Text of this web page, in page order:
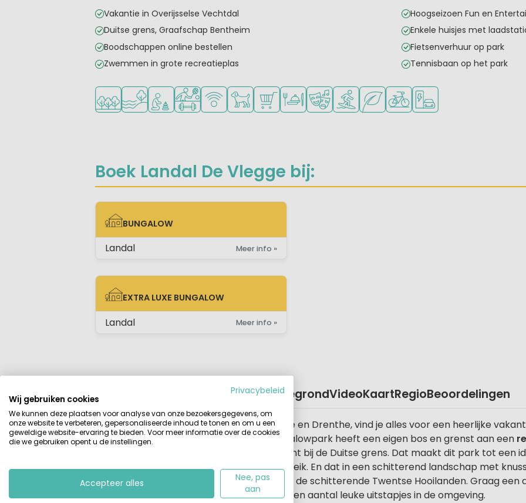
Vakantie in Overijsselse Vechtdal
Duitse grens, Graafschap Bentheim
Boodschappen online bestellen
Zwemmen in grote recreatieplas
Hoogseizoen Fun en
Enkele huisjes met
Fietsenverhuur op park
Tennisbaan op het park
Ligt in een bosrijke omgeving
Ligt bij het water
Aanbevolen voor jonge kinderen
Veel mogelijkheden om te sporten
WiFi beschikbaar
Huisdieren toegestaan
Campingwinkel/Supermarkt
Restaurant of pizzeria
Animatieprogramma
Watersportfaciliteiten
Groene ligging
FietsverhuurLaadpaal elektrische
Boek Landal De Vlegge bij:
BUNGALOW
BUNGALOW
Landal Meer info »
EXTRA LUXE BUNGALOW
EXTRA LUXE BUNGALOW
Landal Meer info »
Beschrijving AccommodatiesPlattegrondVideoKaartRegioBeoordelingen
Beschrijving
In het Overijsselse Vechtdal, tussen Twente en Drenthe, vind je alles voor een heerlijke
bungalows van Landal De Vlegge. Dit bungalowpark heeft een eigen bos en grenst aan een
Vlegge ligt in het Overijsselse Vechtdal, dicht bij de Duitse grens. Dat maakt dit park tot een
en natuur; ze liggen allebei binnen handbereik. En dat in een schitterend landschap met
kunt genieten van de rust en de ruimte van de schitterende Twentse Hooilanden. Graag een
voorzieningen op Landal De Vlegge zijn er een aantal leuke uitstapjes in de omgeving.
Privacybeleid
Wij gebruiken cookies
We kunnen deze plaatsen voor analyse van onze bezoekersgegevens, om
onze website te verbeteren, gepersonaliseerde inhoud te tonen en om u een
geweldige website-ervaring te bieden. Voor meer informatie over de cookies
die we gebruiken opent u de instellingen.
Accepteer alles
Nee, pas
aan